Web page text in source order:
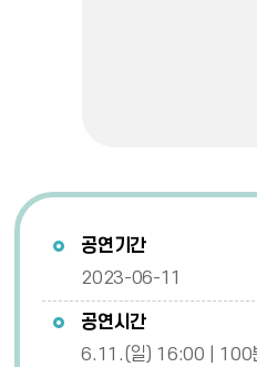
공연기간
2023-06-11
공연시간
6.11.(일) 16:00 | 100